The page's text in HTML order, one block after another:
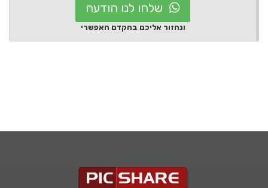
שלחו לנו הודעה
ונחזור אליכם בהקדם האפשרי